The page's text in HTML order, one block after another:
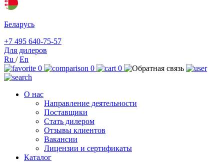
Беларусь
+7 495 640-75-57
Для дилеров
Ru /En
0
0 0
О нас
Направление деятельности
Поставщики
Стать дилером
Отзывы клиентов
Вакансии
Лицензии и сертификаты
Каталог